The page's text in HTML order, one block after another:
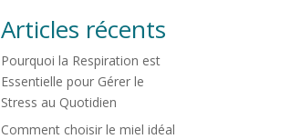
Articles récents
Pourquoi la Respiration est
Essentielle pour Gérer le
Stress au Quotidien
Comment choisir le miel idéal